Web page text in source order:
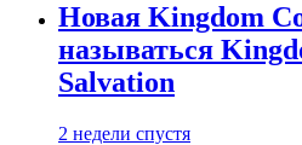
Новая Kingdom
называться
Salvation
2 недели спустя